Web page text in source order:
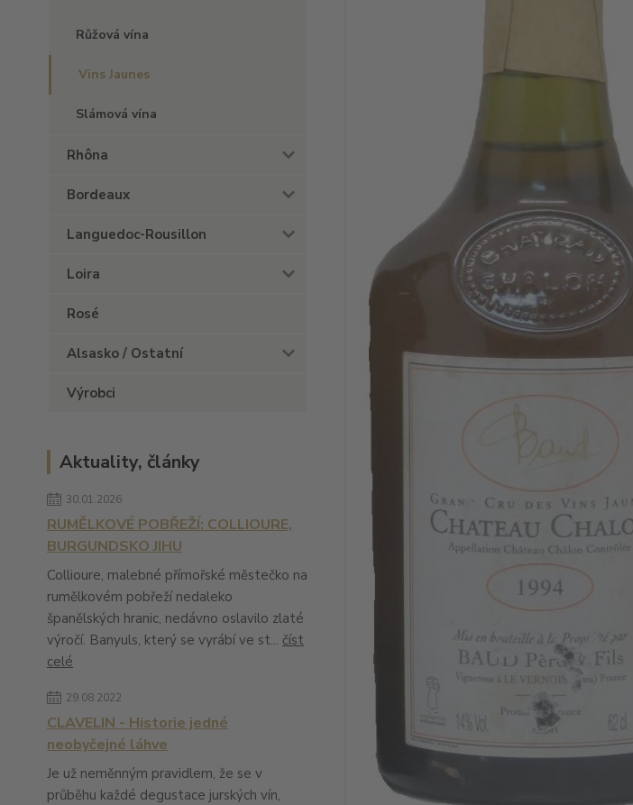
Růžová vína
Vins Jaunes
Slámová vína
Rhôna
Bordeaux
Languedoc-Rousillon
Loira
Rosé
Alsasko / Ostatní
Výrobci
Aktuality, články
30.01.2026
RUMĚLKOVÉ POBŘEŽÍ: COLLIOURE,
BURGUNDSKO JIHU
Collioure, malebné přímořské městečko na
rumělkovém pobřeží nedaleko
španělských hranic, nedávno oslavilo zlaté
výročí. Banyuls, který se vyrábí ve st... číst
celé
29.08.2022
CLAVELIN - Historie jedné
neobyčejné láhve
Je už neměnným pravidlem, že se v
průběhu každé degustace jurských vín,